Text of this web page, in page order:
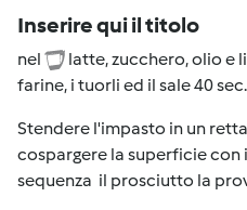
Inserire qui il titolo
nel
latte, zucchero, olio e
farine, i tuorli ed il sale 40
Stendere l'impasto in un
cospargere la superficie
sequenza il prosciutto la